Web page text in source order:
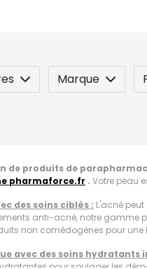
Marque
de produits de
pharmaforce.fr . Votre peau
des soins ciblés : L'acné
anti-acné, notre gamme
non comédogènes pour
avec des soins hydratants
pour soulager les